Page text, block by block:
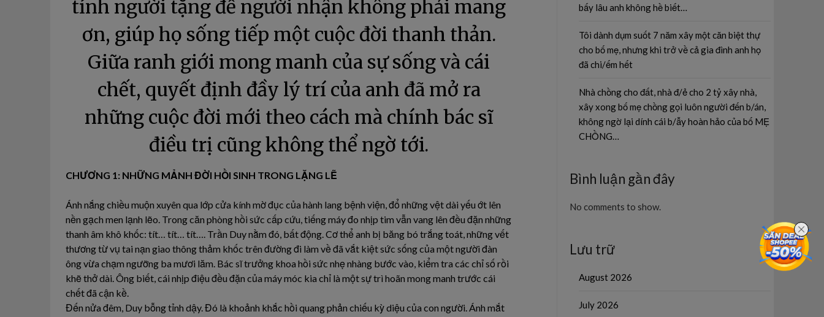
tính người tặng để người nhận không phải mang
ơn, giúp họ sống tiếp một cuộc đời thanh thản.
Giữa ranh giới mong manh của sự sống và cái
chết, quyết định đầy lý trí của anh đã mở ra
những cuộc đời mới theo cách mà chính bác sĩ
điều trị cũng không thể ngờ tới.
CHƯƠNG 1: NHỮNG MẢNH ĐỜI HỒI SINH TRONG LẶNG LẼ
Ánh nắng chiều muộn xuyên qua lớp cửa kính mờ đục của hành lang bệnh viện, đổ những vệt dài yếu ớt lên
nền gạch men lạnh lẽo. Trong căn phòng hồi sức cấp cứu, tiếng máy đo nhịp tim vẫn vang lên đều đặn những
thanh âm khô khốc: tít… tít… tít…. Trần Duy nằm đó, bất động. Cơ thể anh bị băng bó trắng toát, những vết
thương từ vụ tai nạn giao thông thảm khốc trên đường đi làm về đã vắt kiệt sức sống của một người đàn
ông vừa chạm ngưỡng ba mươi lăm. Bác sĩ trưởng khoa hồi sức nhẹ nhàng bước vào, kiểm tra các chỉ số rồi
khẽ thở dài. Ông biết, cái nhịp điệu đều đặn của máy móc kia chỉ là một sự trì hoãn mong manh trước cái
chết đã cận kề.
Đến nửa đêm, Duy bỗng tỉnh dậy. Đó là khoảnh khắc hồi quang phản chiếu kỳ diệu của con người. Ánh mắt
bấy lâu anh không hề biết…
Tôi dành dụm suốt 7 năm xây một căn biệt thự
cho bố mẹ, nhưng khi trở về cả gia đình anh họ
đã chi/ếm hết
Nhà chồng cho đất, nhà đ/ẻ cho 2 tỷ xây nhà,
xây xong bố mẹ chồng gọi luôn người đến b/án,
không ngờ lại dính cái b/ẫy hoàn hảo của bố MẸ
CHỒNG…
Bình luận gần đây
No comments to show.
Lưu trữ
August 2026
July 2026